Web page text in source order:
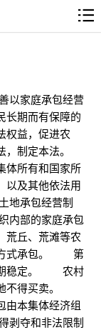
家庭承包经营
长期而有保障的
权益，促进农
制定本法。
所有和国家所
以及其他依法用
承包经营制
部的家庭承包
荒丘、荒滩等农
方式承包。 第
期稳定。 农村
地不得买卖。
本集体经济组
夺和非法限制